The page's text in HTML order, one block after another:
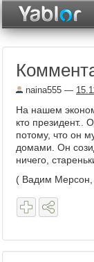
naina555 —
На нашем
кто президент..
потому, что он
домами. Он
ничего,
( Вадим Мерсон,